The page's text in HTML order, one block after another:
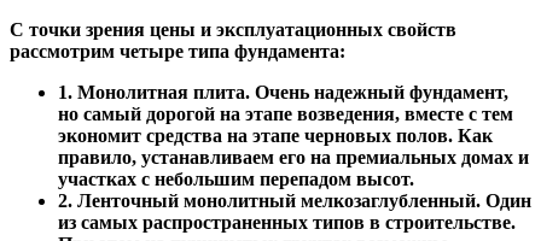
С точки зрения цены и эксплуатационных свойств
рассмотрим четыре типа фундамента:
1. Монолитная плита. Очень надежный фундамент,
но самый дорогой на этапе возведения, вместе с тем
экономит средства на этапе черновых полов. Как
правило, устанавливаем его на премиальных домах и
участках с небольшим перепадом высот.
2. Ленточный монолитный мелкозаглубленный. Один
из самых распространенных типов в строительстве.